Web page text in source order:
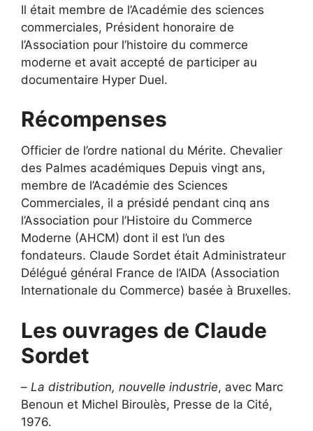
Il était membre de l’Académie des sciences
commerciales, Président honoraire de
l’Association pour l’histoire du commerce
moderne et avait accepté de participer au
documentaire Hyper Duel.
Récompenses
Officier de l’ordre national du Mérite. Chevalier
des Palmes académiques Depuis vingt ans,
membre de l’Académie des Sciences
Commerciales, il a présidé pendant cinq ans
l’Association pour l’Histoire du Commerce
Moderne (AHCM) dont il est l’un des
fondateurs. Claude Sordet était Administrateur
Délégué général France de l’AIDA (Association
Internationale du Commerce) basée à Bruxelles.
Les ouvrages de Claude
Sordet
– La distribution, nouvelle industrie, avec Marc
Benoun et Michel Biroulès, Presse de la Cité,
1976.